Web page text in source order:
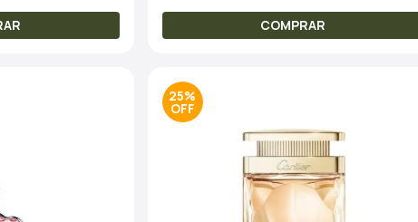
COMPRAR
25%